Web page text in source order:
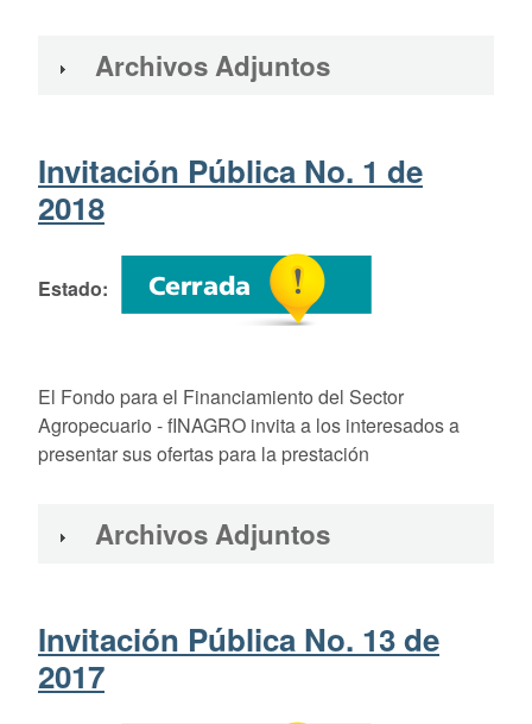
Archivos Adjuntos
Invitación Pública No. 1 de
2018
Estado
El Fondo para el Financiamiento del Sector
Agropecuario - fINAGRO invita a los interesados a
presentar sus ofertas para la prestación
Archivos Adjuntos
Invitación Pública No. 13 de
2017